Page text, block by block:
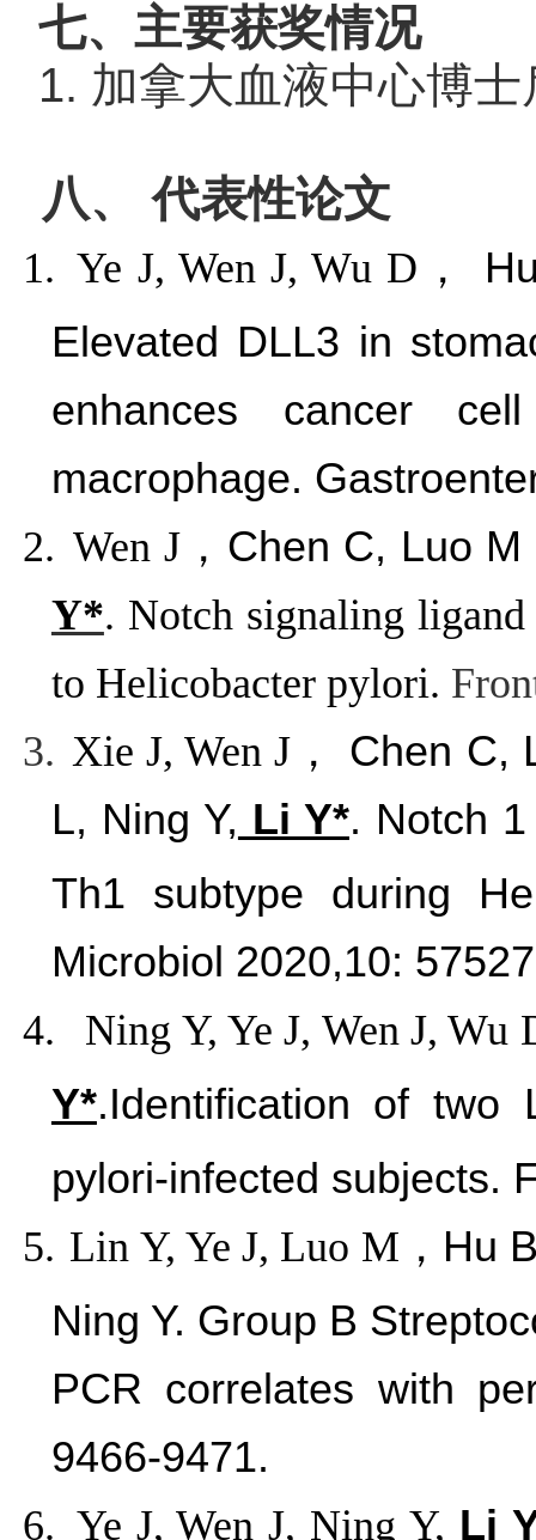
七、主要获奖情况
1. 加拿大血液中心博
八、 代表性论文
1. Ye J, Wen J, Wu D ，
Elevated DLL3 in
enhances cancer
macrophage.
2. Wen J， Chen C, Luo M
Y*. Notch signaling ligand
to Helicobacter pylori.
3. Xie J, Wen J ，
Chen C,
L, Ning Y, Li Y*. Notch
Th1 subtype during
Microbiol 2020,10:
4.
Ning Y, Ye J, Wen J,
Y*.Identification of two
pylori-infected subjects.
5. Lin Y, Ye J, Luo M ， Hu
Ning Y. Group B
PCR correlates with
9466-9471.
6. Ye J, Wen J, Ning Y, Li